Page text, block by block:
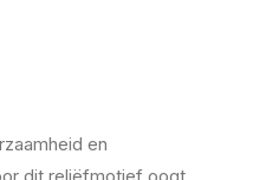
en
dit reliëfmotief oogt